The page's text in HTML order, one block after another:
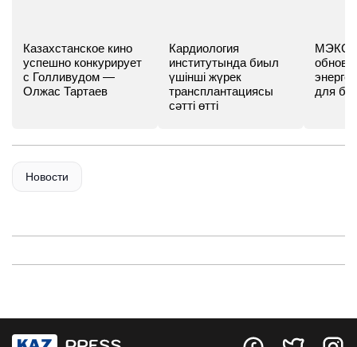
Казахстанское кино
успешно конкурирует
с Голливудом —
Олжас Тартаев
Кардиология
институтында биыл
үшінші жүрек
трансплантациясы
сәтті өтті
МЭКС -
для
Новости